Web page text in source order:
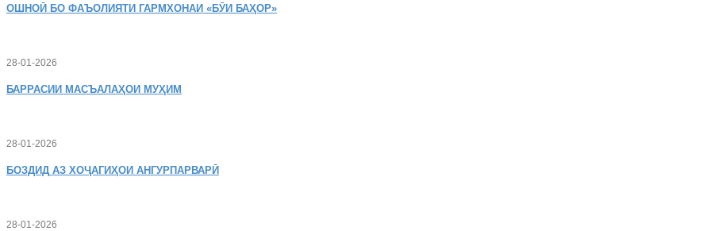
ОШНОӢ БО ФАЪОЛИЯТИ ГАРМХОНАИ «БӮИ БАҲОР»
28-01-2026
БАРРАСИИ МАСЪАЛАҲОИ МУҲИМ
28-01-2026
БОЗДИД АЗ ХОҶАГИҲОИ АНГУРПАРВАРӢ
28-01-2026